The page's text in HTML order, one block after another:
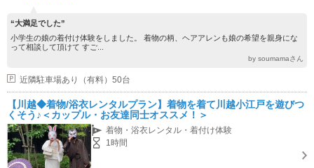
“大満足でした”
小学生の娘の着付け体験をしました。 着物の柄、ヘアアレンも娘の希望を親身にな
って相談して頂けて すご...
by soumamaさん
近隣駐車場あり（有料）50台
【川越◆着物/浴衣レンタルプラン】着物を着て川越小江戸を遊びつ
くそう♪＜カップル・お友達同士オススメ！＞
着物・浴衣レンタル・着付け体験
1時間